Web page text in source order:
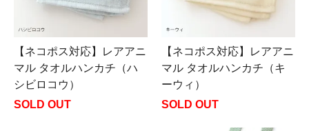
【ネコポス対応】レアアニ
マル タオルハンカチ（ハ
シビロコウ）
SOLD OUT
【ネコポス対応】レアアニ
マル タオルハンカチ（キ
ーウィ）
SOLD OUT